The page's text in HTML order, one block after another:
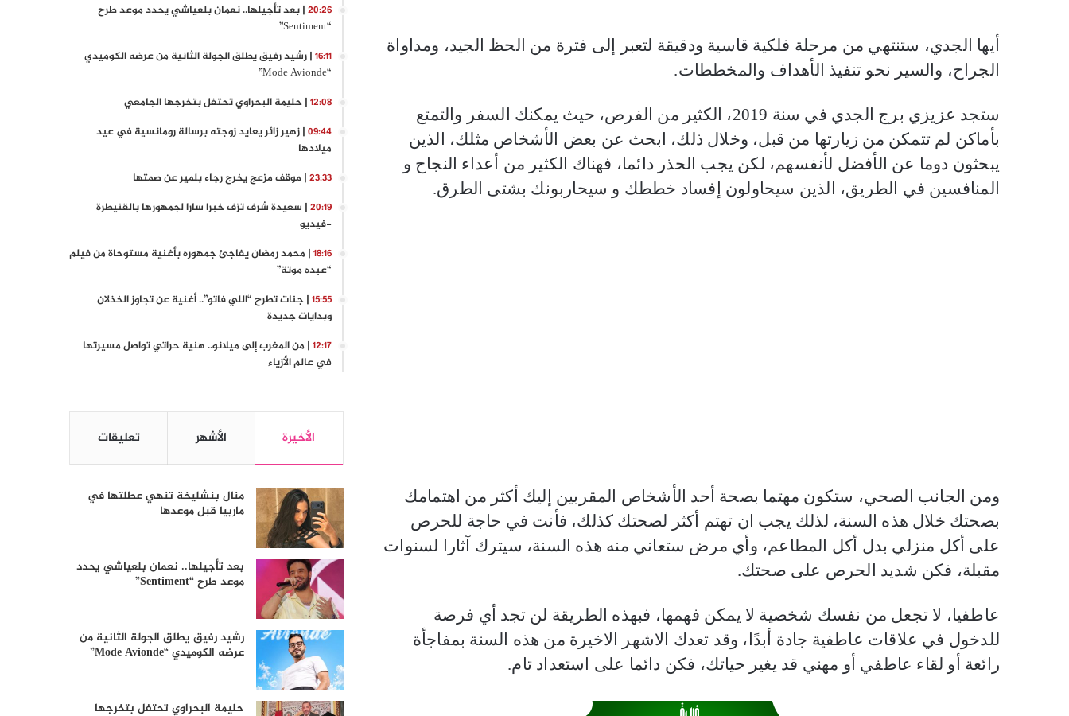
أيها الجدي، ستنتهي من مرحلة فلكية قاسية ودقيقة لتعبر إلى فترة من الحظ الجيد، ومداواة
الجراح، والسير نحو تنفيذ الأهداف والمخططات.
ستجد عزيزي برج الجدي في سنة 2019، الكثير من الفرص، حيث يمكنك السفر والتمتع
بأماكن لم تتمكن من زيارتها من قبل، وخلال ذلك، ابحث عن بعض الأشخاص مثلك، الذين
يبحثون دوما عن الأفضل لأنفسهم، لكن يجب الحذر دائما، فهناك الكثير من أعداء النجاح و
المنافسين في الطريق، الذين سيحاولون إفساد خططك و سيحاربونك بشتى الطرق.
ومن الجانب الصحي، ستكون مهتما بصحة أحد الأشخاص المقربين إليك أكثر من اهتمامك
بصحتك خلال هذه السنة، لذلك يجب ان تهتم أكثر لصحتك كذلك، فأنت في حاجة للحرص
على أكل منزلي بدل أكل المطاعم، وأي مرض ستعاني منه هذه السنة، سيترك آثارا لسنوات
مقبلة، فكن شديد الحرص على صحتك.
عاطفيا، لا تجعل من نفسك شخصية لا يمكن فهمها، فبهذه الطريقة لن تجد أي فرصة
للدخول في علاقات عاطفية جادة أبدًا، وقد تعدك الاشهر الاخيرة من هذه السنة بمفاجأة
رائعة أو لقاء عاطفي أو مهني قد يغير حياتك، فكن دائما على استعداد تام.
20:26 | بعد تأجيلها.. نعمان بلعياشي يحدد موعد طرح
“Sentiment”
16:11 | رشيد رفيق يطلق الجولة الثانية من عرضه الكوميدي
“Mode Avionde”
12:08 | حليمة البحراوي تحتفل بتخرجها الجامعي
09:44 | زهير زائر يعايد زوجته برسالة رومانسية في عيد
ميلادها
23:33 | موقف مزعج يخرج رجاء بلمير عن صمتها
20:19 | سعيدة شرف تزف خبرا سارا لجمهورها بالقنيطرة
-فيديو
18:16 | محمد رمضان يفاجئ جمهوره بأغنية مستوحاة من فيلم
“عبده موتة”
15:55 | جنات تطرح “اللي فاتو”.. أغنية عن تجاوز الخذلان
وبدايات جديدة
12:17 | من المغرب إلى ميلانو.. هنية حراتي تواصل مسيرتها
في عالم الأزياء
الأخيرة الأشهر تعليقات
منال بنشليخة تنهي عطلتها في
ماربيا قبل موعدها
بعد تأجيلها.. نعمان بلعياشي يحدد
موعد طرح “Sentiment”
رشيد رفيق يطلق الجولة الثانية من
عرضه الكوميدي “Mode Avionde”
حليمة البحراوي تحتفل بتخرجها